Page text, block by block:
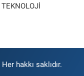
TEKNOLOJİ
hakkı saklıdır.